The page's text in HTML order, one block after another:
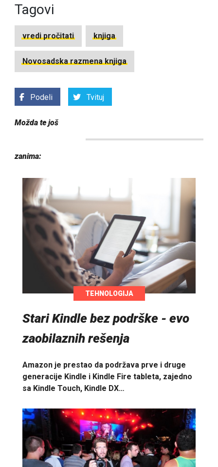
Tagovi
vredi pročitati knjiga
Novosadska razmena knjiga
Podeli Tvituj
Možda te još
zanima:
TEHNOLOGIJA
Stari Kindle bez podrške - evo
zaobilaznih rešenja
Amazon je prestao da podržava prve i druge
generacije Kindle i Kindle Fire tableta, zajedno
sa Kindle Touch, Kindle DX…